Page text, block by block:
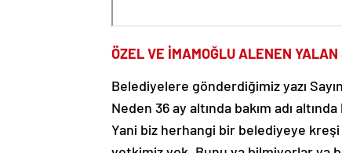
ÖZEL VE İMAMOĞLU ALENEN YALAN
Belediyelere gönderdiğimiz yazı
Neden 36 ay altında bakım adı
Yani biz herhangi bir belediyeye